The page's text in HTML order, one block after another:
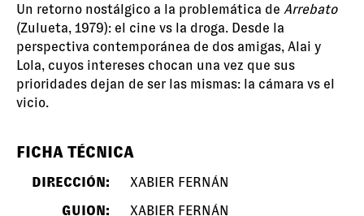
Un retorno nostálgico a la problemática de Arrebato
(Zulueta, 1979): el cine vs la droga. Desde la
perspectiva contemporánea de dos amigas, Alai y
Lola, cuyos intereses chocan una vez que sus
prioridades dejan de ser las mismas: la cámara vs el
vicio.
FICHA TÉCNICA
DIRECCIÓN:
XABIER FERNÁN
GUION:
XABIER FERNÁN